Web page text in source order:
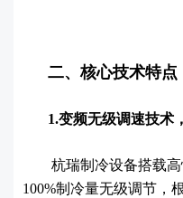
二、核心技术特点
1.变频无级调速技术
杭瑞制冷设备搭载高
100%制冷量无级调节，